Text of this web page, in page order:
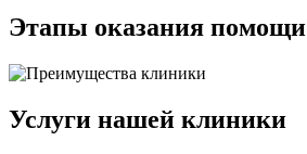
Этапы оказания помощи
Услуги нашей клиники